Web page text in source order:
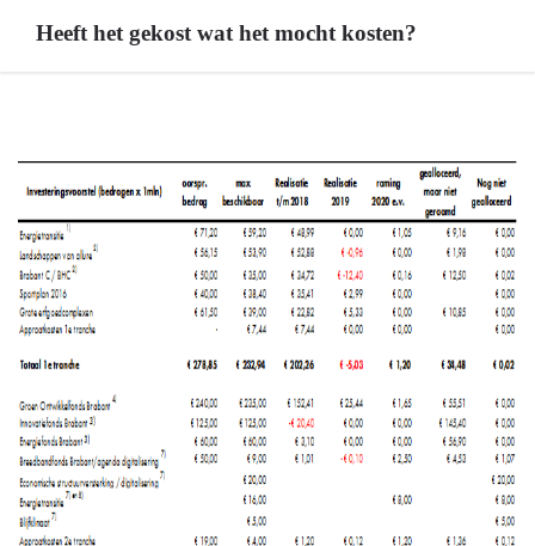
Heeft het gekost wat het mocht kosten?
navigatie
Investeringsagenda
Heeft
het
gekost
het
mocht
kosten?